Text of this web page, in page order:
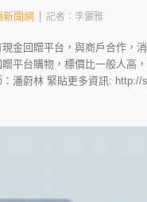
新聞網 記者：李儷雅
金回贈平台，與商戶合作，
贈平台購物，標價比一般人高
：潘蔚林 緊貼更多資訊: